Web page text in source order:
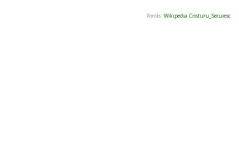
Forrás: Wikipedia Cristuru_Secuiesc